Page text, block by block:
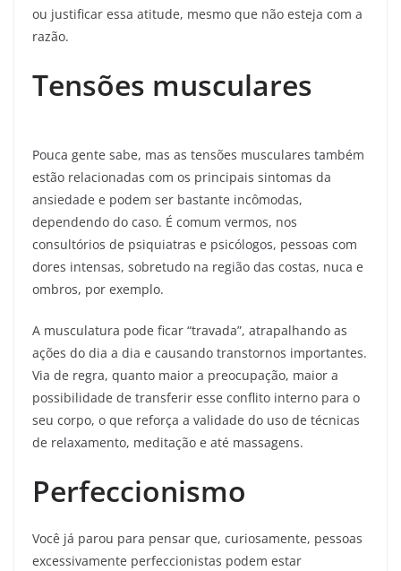
ou justificar essa atitude, mesmo que não esteja com a
razão.
Tensões musculares
Pouca gente sabe, mas as tensões musculares também
estão relacionadas com os principais sintomas da
ansiedade e podem ser bastante incômodas,
dependendo do caso. É comum vermos, nos
consultórios de psiquiatras e psicólogos, pessoas com
dores intensas, sobretudo na região das costas, nuca e
ombros, por exemplo.
A musculatura pode ficar “travada”, atrapalhando as
ações do dia a dia e causando transtornos importantes.
Via de regra, quanto maior a preocupação, maior a
possibilidade de transferir esse conflito interno para o
seu corpo, o que reforça a validade do uso de técnicas
de relaxamento, meditação e até massagens.
Perfeccionismo
Você já parou para pensar que, curiosamente, pessoas
excessivamente perfeccionistas podem estar